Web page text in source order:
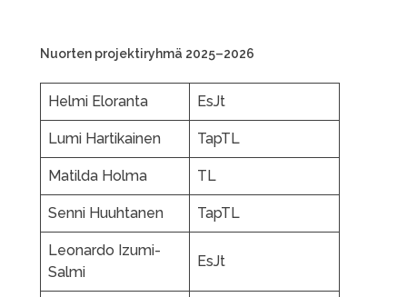
Nuorten projektiryhmä 2025–2026
Helmi Eloranta EsJt
Lumi Hartikainen TapTL
Matilda Holma TL
Senni Huuhtanen TapTL
Leonardo Izumi-
Salmi
EsJt